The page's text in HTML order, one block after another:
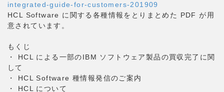
integrated-guide-for-customers-201909
HCL Software に関する各種情報をとりまとめた PDF が用
意されています。
もくじ
・ HCL による一部のIBM ソフトウェア製品の買収完了に関
して
・ HCL Software 種情報発信のご案内
・ HCL について